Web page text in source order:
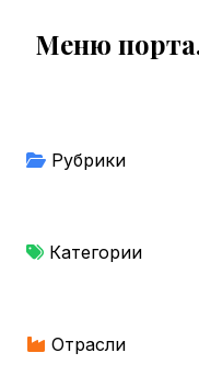
Меню
Рубрики
Категории
Отрасли